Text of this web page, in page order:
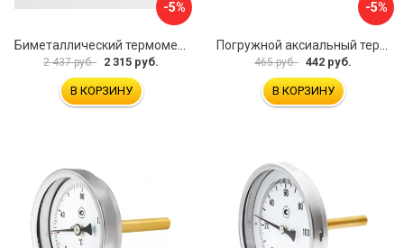
-5%
2 437 руб. 2 315 руб.
В КОРЗИНУ
-5%
465 руб. 442 руб.
В КОРЗИНУ